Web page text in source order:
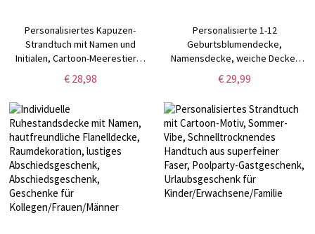
Personalisiertes Kapuzen-
Strandtuch mit Namen und
Initialen, Cartoon-Meerestiere,
schnell trocknendes
Mikrofasertuch,
Gastgeschenk, Geschenk für
Kinder/Jungen/Mädchen
€ 28,98
Personalisierte 1-12
Geburtsblumendecke,
Namensdecke, weiche Decke,
Geburtstagsblumendecke,
Decke Geschenk für Baby,
Weihnachtsgeschenk für Mama
€ 29,99